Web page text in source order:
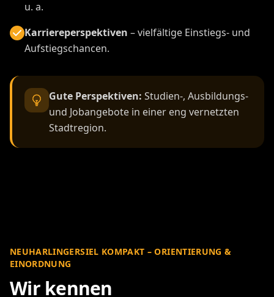
u. a.
Karriereperspektiven – vielfältige Einstiegs- und
Aufstiegschancen.
Gute Perspektiven: Studien-, Ausbildungs-
und Jobangebote in einer eng vernetzten
Stadtregion.
NEUHARLINGERSIEL KOMPAKT – ORIENTIERUNG &
EINORDNUNG
Wir kennen